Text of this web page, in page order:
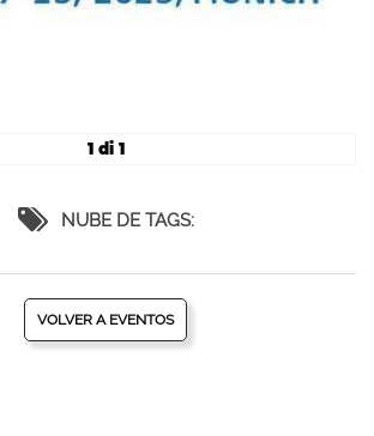
1 di 1
NUBE DE TAGS:
VOLVER A EVENTOS